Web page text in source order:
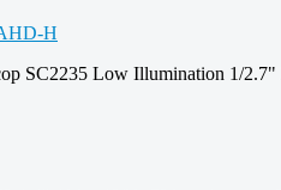
SC2235 Low Illumination 1/